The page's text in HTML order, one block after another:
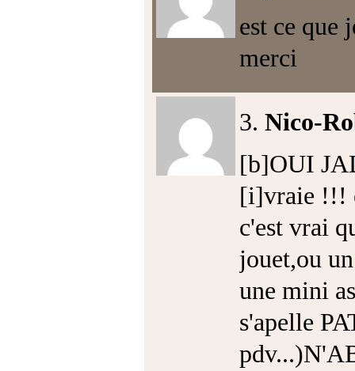
est ce que
merci
3. Nico-
[b]OUI
[i]vraie !!!
c'est vrai
jouet,ou
une mini
s'apelle